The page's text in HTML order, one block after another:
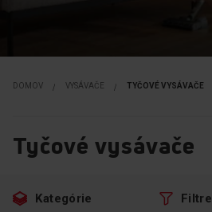
DOMOV VYSÁVAČE TYČOVÉ VYSÁVAČE
Tyčové vysávače
na
Kategórie Filtre
na